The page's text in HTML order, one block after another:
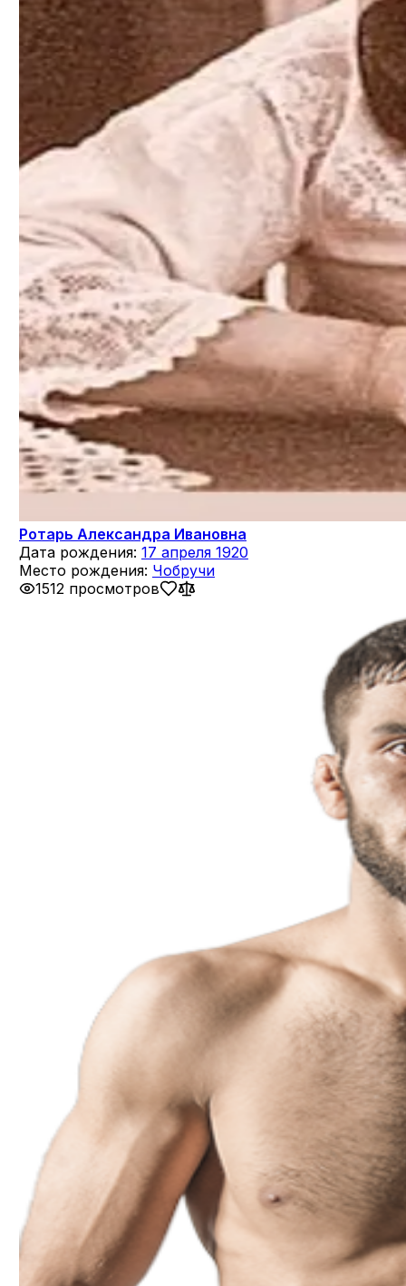
Ротарь Александра Ивановна
Дата рождения: 17 апреля 1920
Место рождения: Чобручи
1512 просмотров